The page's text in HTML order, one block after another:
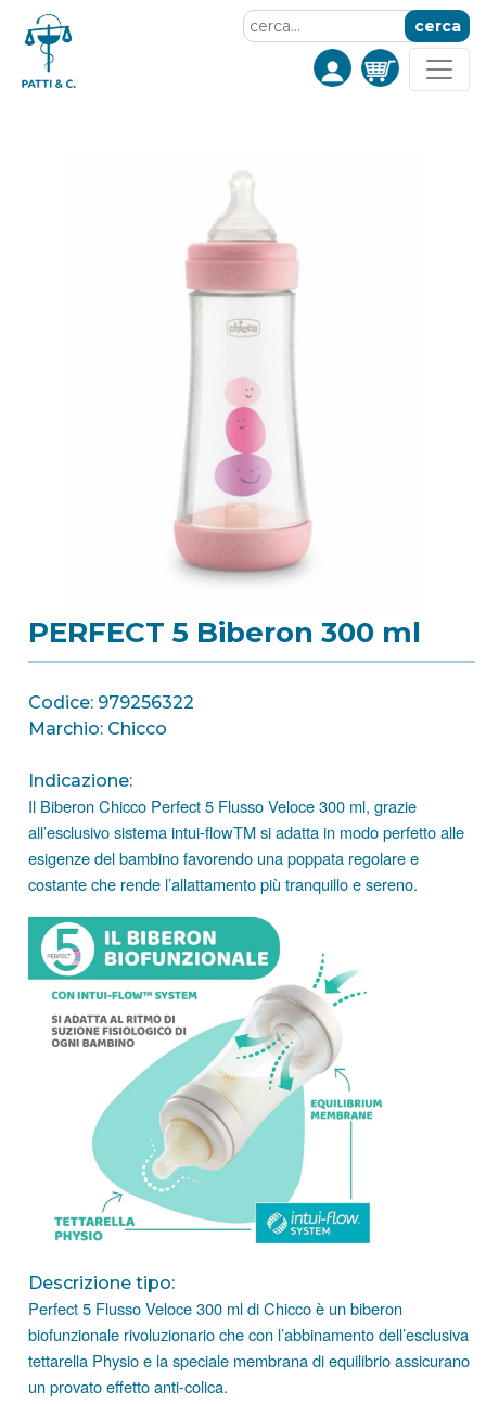
cerca
PERFECT 5 Biberon 300 ml
Codice: 979256322
Marchio: Chicco
Indicazione:
Il Biberon Chicco Perfect 5 Flusso Veloce 300 ml, grazie
all’esclusivo sistema intui-flowTM si adatta in modo perfetto alle
esigenze del bambino favorendo una poppata regolare e
costante che rende l’allattamento più tranquillo e sereno.
Descrizione tipo:
Perfect 5 Flusso Veloce 300 ml di Chicco è un biberon
biofunzionale rivoluzionario che con l’abbinamento dell’esclusiva
tettarella Physio e la speciale membrana di equilibrio assicurano
un provato effetto anti-colica.